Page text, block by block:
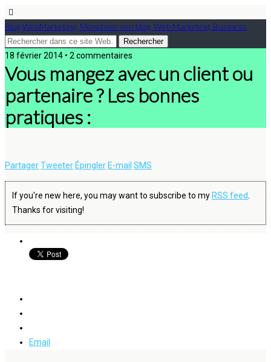
Blog WebMarketing, Monétiser son blog, Web Marketing, Business
18 février 2014 • 2 commentaires
Vous mangez avec un client ou
partenaire ? Les bonnes
pratiques :
PartagerTweeter Épingler E-mail SMS
If you're new here, you may want to subscribe to my RSS feed.
Thanks for visiting!
Email